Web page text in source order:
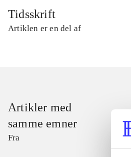
Tidsskrift
Artiklen er en del af
Artikler med
samme emner
Fra